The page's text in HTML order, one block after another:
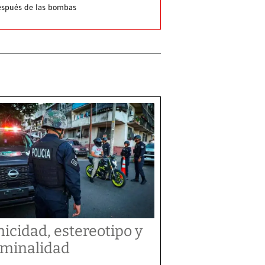
de las bombas
estereotipo y